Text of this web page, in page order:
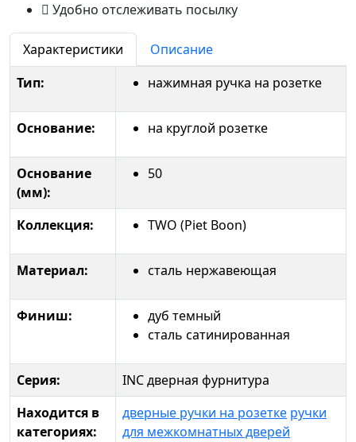
Удобно отслеживать посылку
Характеристики
Описание
Тип:
нажимная ручка на розетке
Основание: на круглой розетке
Основание
(мм):
50
Коллекция: TWO (Piet Boon)
Материал: сталь нержавеющая
Финиш:
дуб темный
сталь сатинированная
Серия:
INC дверная фурнитура
Находится в
категориях:
дверные ручки на розетке ручки
для межкомнатных дверей